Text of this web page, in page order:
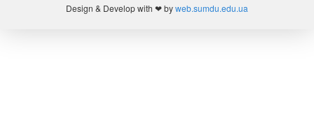
Design & Develop with ❤ byweb.sumdu.edu.ua